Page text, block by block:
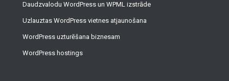
Daudzvalodu WordPress un WPML izstrāde
Uzlauztas WordPress vietnes atjaunošana
WordPress uzturēšana biznesam
WordPress hostings